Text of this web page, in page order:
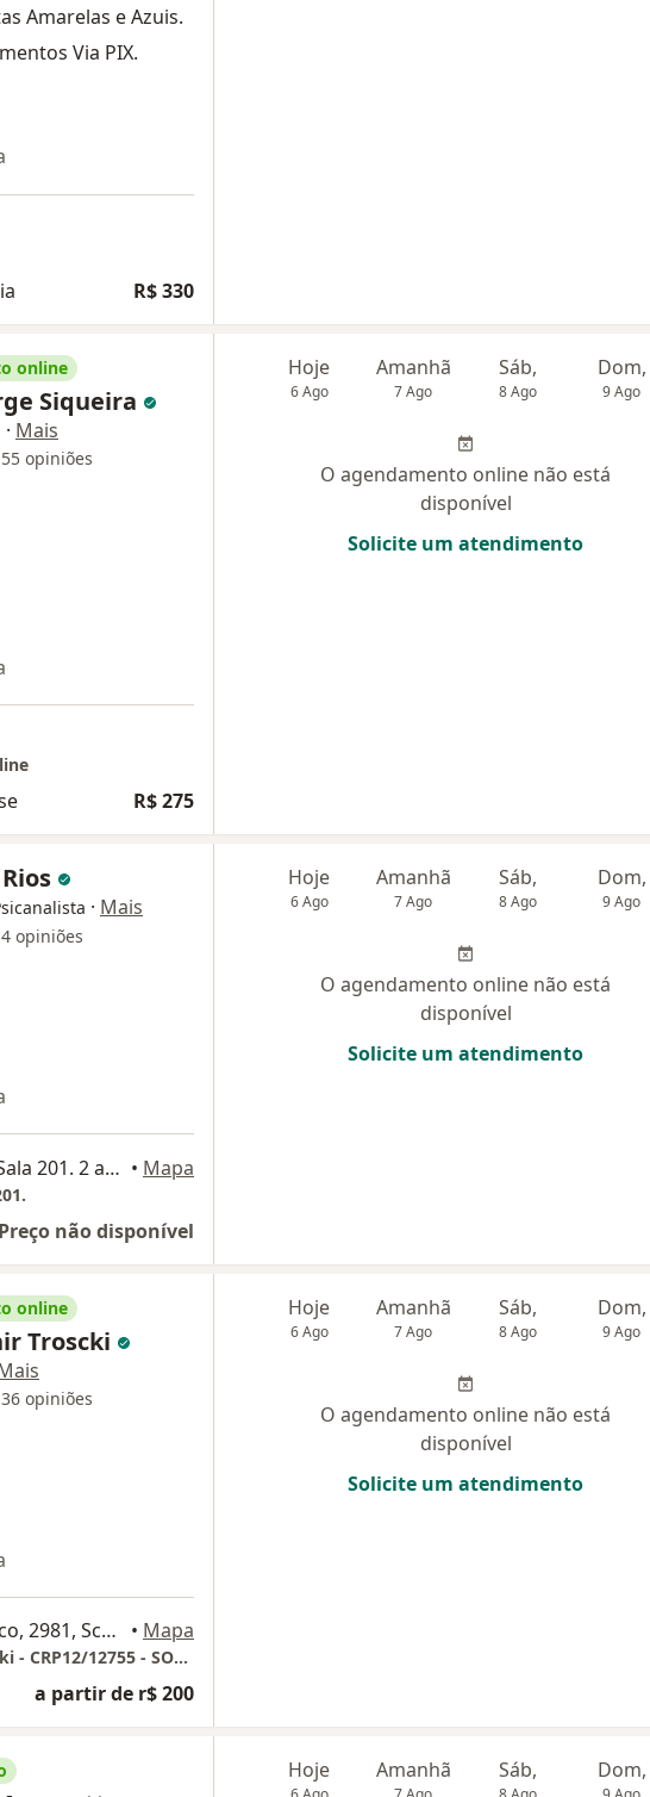
Amarelas e Azuis.
Via PIX.
R$ 330
online
Siqueira
· Mais
55 opiniões
R$ 275
Hoje
6 Ago
Amanhã
7 Ago
Sáb,
8 Ago
Dom,
9 Ago
O agendamento online não está
disponível
Solicite um atendimento
· Mais
4 opiniões
Rua: Dr. Marinho Lobo, 80. Sala 201. 2 andar. Centro Médico., Joinville • Mapa
Preço não disponível
Hoje
6 Ago
Amanhã
7 Ago
Sáb,
8 Ago
Dom,
9 Ago
O agendamento online não está
disponível
Solicite um atendimento
online
Troscki
36 opiniões
Rua Marechal Castelo Branco, 2981, Schroeder • Mapa
Psicólogo Clínico Leonir Troscki - CRP12/12755 - SOMENTE PSICOTERAPIA ON-LINE
a partir de r$ 200
Hoje
6 Ago
Amanhã
7 Ago
Sáb,
8 Ago
Dom,
9 Ago
O agendamento online não está
disponível
Solicite um atendimento
Hoje Amanhã Sáb, Dom,